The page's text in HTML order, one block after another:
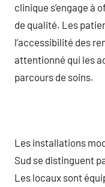
clinique s’engage à
de qualité. Les
l’accessibilité des
attentionné qui les
parcours de soins.
Les installations
Sud se distinguent
Les locaux sont